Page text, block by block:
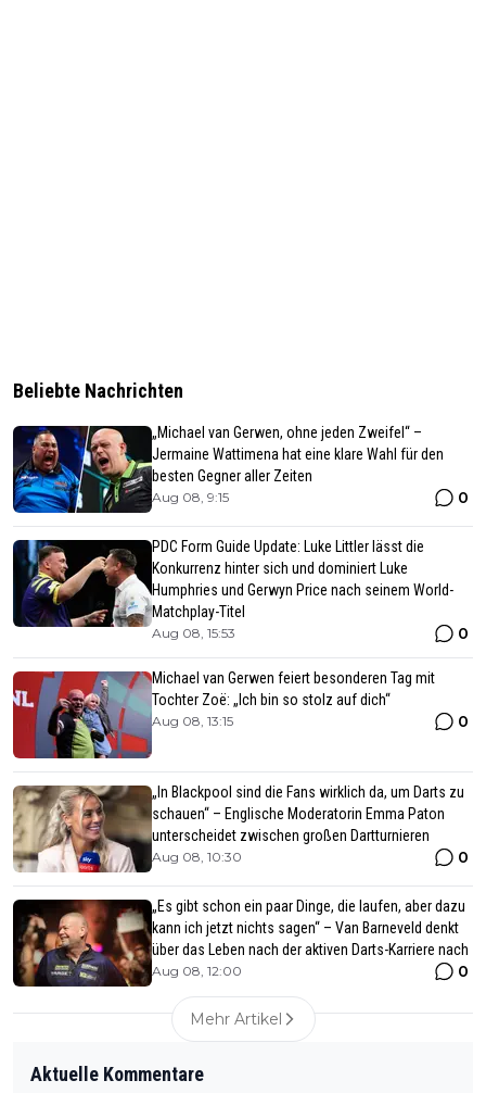
Beliebte Nachrichten
„Michael van Gerwen, ohne jeden Zweifel“ –
Jermaine Wattimena hat eine klare Wahl für den
besten Gegner aller Zeiten
Aug 08, 9:15 0
PDC Form Guide Update: Luke Littler lässt die
Konkurrenz hinter sich und dominiert Luke
Humphries und Gerwyn Price nach seinem World-
Matchplay-Titel
Aug 08, 15:53 0
Michael van Gerwen feiert besonderen Tag mit
Tochter Zoë: „Ich bin so stolz auf dich“
Aug 08, 13:15 0
„In Blackpool sind die Fans wirklich da, um Darts zu
schauen“ – Englische Moderatorin Emma Paton
unterscheidet zwischen großen Dartturnieren
Aug 08, 10:30 0
„Es gibt schon ein paar Dinge, die laufen, aber dazu
kann ich jetzt nichts sagen“ – Van Barneveld denkt
über das Leben nach der aktiven Darts-Karriere nach
Aug 08, 12:00 0
Mehr Artikel
Aktuelle Kommentare